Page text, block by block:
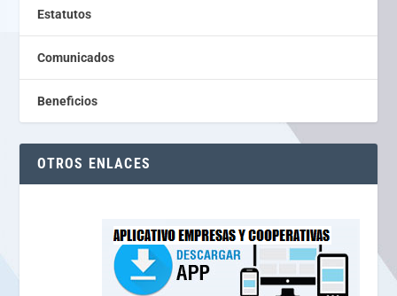
Estatutos
Comunicados
Beneficios
OTROS ENLACES